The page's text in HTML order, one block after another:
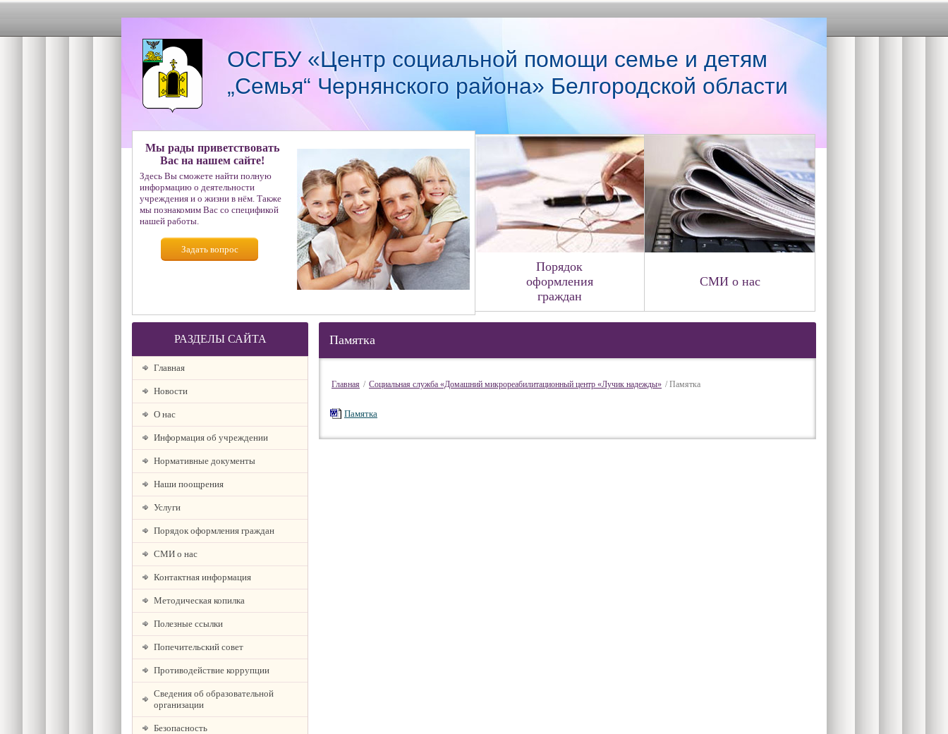
ОСГБУ «Центр социальной помощи семье и детям
„Семья“ Чернянского района» Белгородской области
Мы рады приветствовать
Вас на нашем сайте!
Здесь Вы сможете найти полную
информацию о деятельности
учреждения и о жизни в нём. Также
мы познакомим Вас со спецификой
нашей работы.
Задать вопрос
Порядок
оформления
граждан
СМИ о нас
РАЗДЕЛЫ САЙТА
Главная
Новости
О наc
Информация об учреждении
Нормативные документы
Наши поощрения
Услуги
Порядок оформления граждан
СМИ о нас
Контактная информация
Методическая копилка
Полезные ссылки
Попечительский совет
Противодействие коррупции
Сведения об образовательной
организации
Безопасность
Памятка
Главная / Социальная служба «Домашний микрореабилитационный центр «Лучик надежды» / Памятка
Памятка